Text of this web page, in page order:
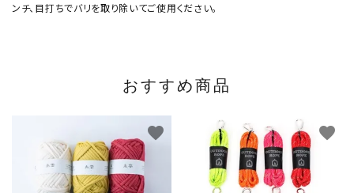
ンチ、目打ちでバリを取り除いてご使用ください。
おすすめ商品
favorite favorite